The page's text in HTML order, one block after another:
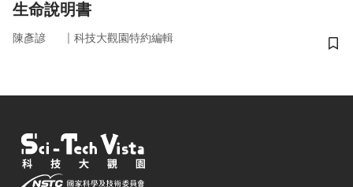
生命說明書
陳彥諺 ｜ 科技大觀園特約編輯
儲